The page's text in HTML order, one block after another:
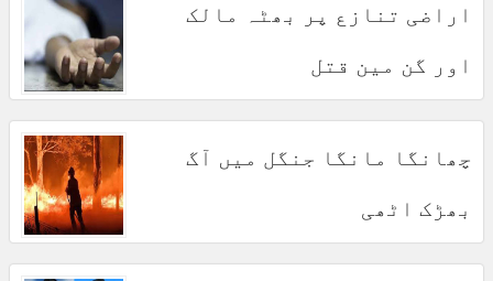
اراضی تنازع پر بھٹہ مالک
اور گن مین قتل
چھانگا مانگا جنگل میں آگ
بھڑک اٹھی